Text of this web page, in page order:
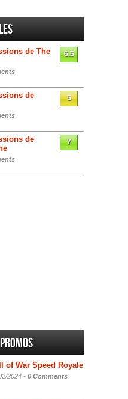
de The
6.5
de
5
de
7
of War Speed Royale
2024 - 0 Comments